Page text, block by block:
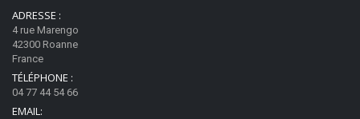
ADRESSE :
4 rue Marengo
42300 Roanne
France
TÉLÉPHONE :
04 77 44 54 66
EMAIL: